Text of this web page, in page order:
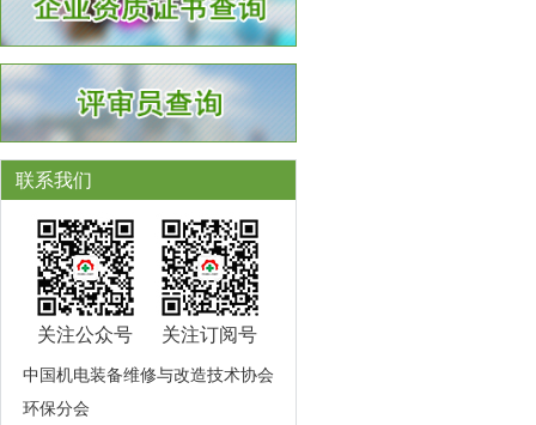
联系我们
关注公众号 关注订阅号
中国机电装备维修与改造技术协会
环保分会